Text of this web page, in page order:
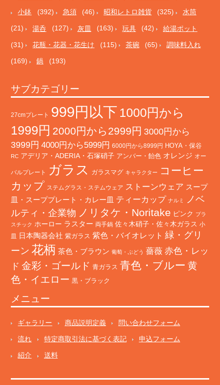
小鉢 (392) 急須 (46) 昭和レトロ雑貨 (325) 水筒
(21) 湯呑 (127) 灰皿 (163) 玩具 (42) 給湯ポット
(31) 花瓶・花器・花生け (115) 茶碗 (65) 調味料入れ
(169) 鍋 (193)
サブカテゴリー
27cmプレート 999円以下 1000円から
1999円 2000円から2999円 3000円から
3999円 4000円から5999円 6000円から8999円 HOYA・保谷
RC アデリア・ADERIA・石塚硝子 アンバー・飴色 オレンジ オー
バルプレート ガラス ガラスマグ キャラクター
コーヒー
カップ ステムグラス・ステムウェア ストーンウェア スープ
皿・スーププレート・カレー皿 ティーカップ ナルミ
ノベ
ルティ・企業物 ノリタケ・Noritake ピンク プラ
スチック ホーロー ラスター 両手鍋 佐々木硝子・佐々木ガラス 小
皿
日本陶器会社 紫ガラス 紫色・バイオレット 緑・グリ
ーン 花柄 茶色・ブラウン 葡萄・ぶどう 薔薇 赤色・レッ
ド 金彩・ゴールド 青ガラス 青色・ブルー 黄
色・イエロー 黒・ブラック
メニュー
ギャラリー 商品説明定義 問い合わせフォーム
流れ 特定商取引法に基づく表記 申込フォーム
紹介 送料